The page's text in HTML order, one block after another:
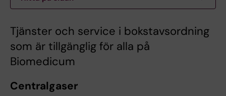
Tjänster och service i bokstavsordning
som är tillgänglig för alla på
Biomedicum
Centralgaser